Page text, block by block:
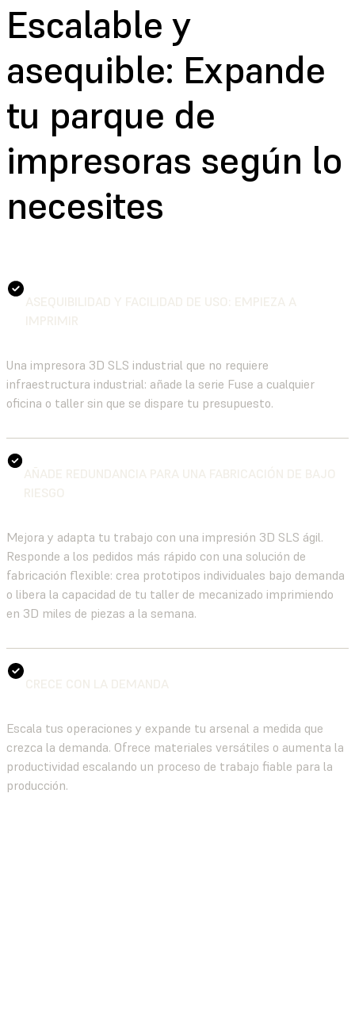
Escalable y
asequible: Expande
tu parque de
impresoras según lo
necesites
ASEQUIBILIDAD Y FACILIDAD DE USO: EMPIEZA A
IMPRIMIR
Una impresora 3D SLS industrial que no requiere
infraestructura industrial: añade la serie Fuse a cualquier
oficina o taller sin que se dispare tu presupuesto.
AÑADE REDUNDANCIA PARA UNA FABRICACIÓN DE BAJO
RIESGO
Mejora y adapta tu trabajo con una impresión 3D SLS ágil.
Responde a los pedidos más rápido con una solución de
fabricación flexible: crea prototipos individuales bajo demanda
o libera la capacidad de tu taller de mecanizado imprimiendo
en 3D miles de piezas a la semana.
CRECE CON LA DEMANDA
Escala tus operaciones y expande tu arsenal a medida que
crezca la demanda. Ofrece materiales versátiles o aumenta la
productividad escalando un proceso de trabajo fiable para la
producción.